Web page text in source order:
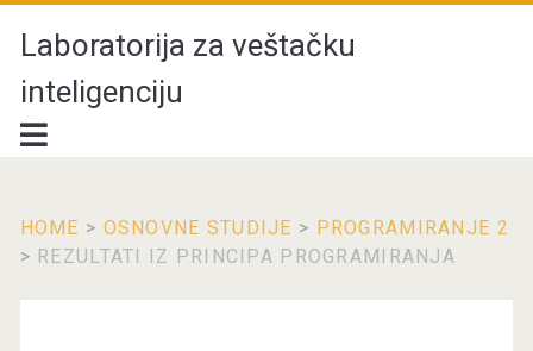
Laboratorija za veštačku
inteligenciju
HOME > OSNOVNE STUDIJE > PROGRAMIRANJE 2
> REZULTATI IZ PRINCIPA PROGRAMIRANJA